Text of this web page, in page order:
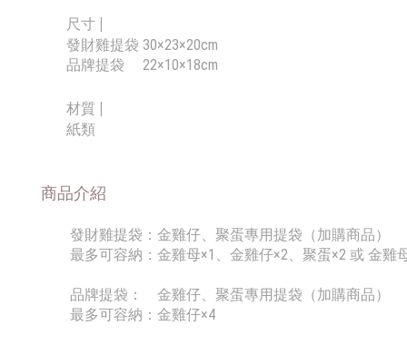
尺寸 |
發財雞提袋 30×23×20cm
品牌提袋 22×10×18cm
材質 |
紙類
商品介紹
發財雞提袋： 金雞仔、聚蛋專用提袋 （加購商品）
最多可容納：金雞母×1、金雞仔×2、聚蛋×2 或 金雞
品牌提袋： 金雞仔、聚蛋專用提袋（加購商品）
最多可容納：金雞仔×4